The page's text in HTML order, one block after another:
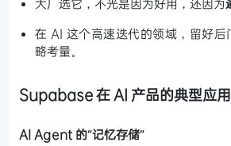
在 AI 这个高速迭代的领域，留好后
略考量。
Supabase 在 AI 产品的典型应
AI Agent 的“记忆存储”